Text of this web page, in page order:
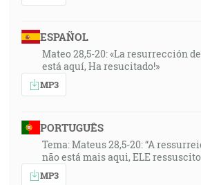
ESPAÑOL
Mateo 28,5-20: «La resurrección
está aquí, Ha resucitado!»
MP3
PORTUGUÊS
Tema: Mateus 28,5-20: “A
não está mais aqui, ELE
MP3